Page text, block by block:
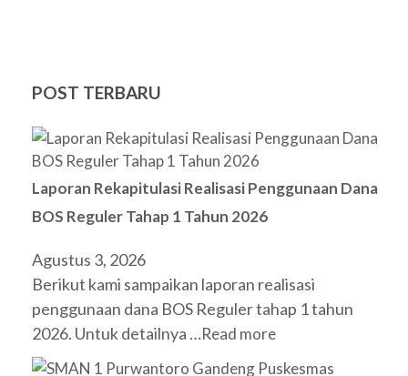
POST TERBARU
Laporan Rekapitulasi Realisasi Penggunaan Dana
BOS Reguler Tahap 1 Tahun 2026
Agustus 3, 2026
Berikut kami sampaikan laporan realisasi
penggunaan dana BOS Reguler tahap 1 tahun
2026. Untuk detailnya …Read more